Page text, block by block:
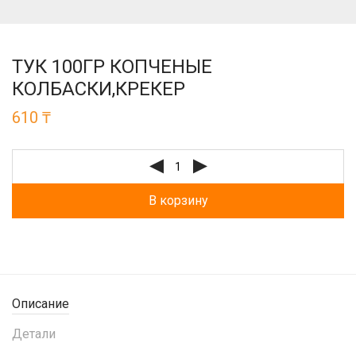
ТУК 100ГР КОПЧЕНЫЕ
КОЛБАСКИ,КРЕКЕР
610 ₸
В корзину
Описание
Детали